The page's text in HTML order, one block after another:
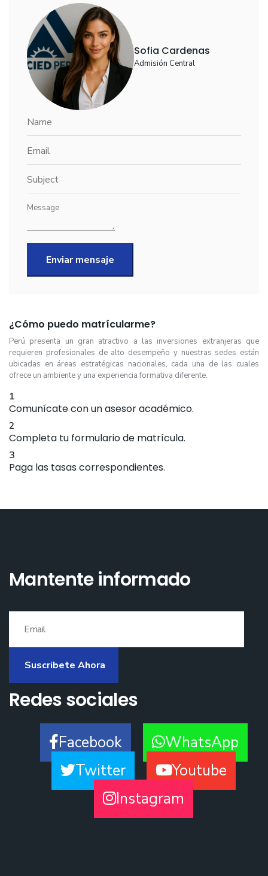
Sofia Cardenas
Admisión Central
Enviar mensaje
¿Cómo puedo matrícularme?
Perú presenta un gran atractivo a las inversiones extranjeras que
requieren profesionales de alto desempeño y nuestras sedes están
ubicadas en áreas estratégicas nacionales, cada una de las cuales
ofrece un ambiente y una experiencia formativa diferente.
1
Comunícate con un asesor académico.
2
Completa tu formulario de matrícula.
3
Paga las tasas correspondientes.
Mantente informado
Suscribete Ahora
Redes sociales
Facebook
WhatsApp
Twitter
Youtube
Instagram